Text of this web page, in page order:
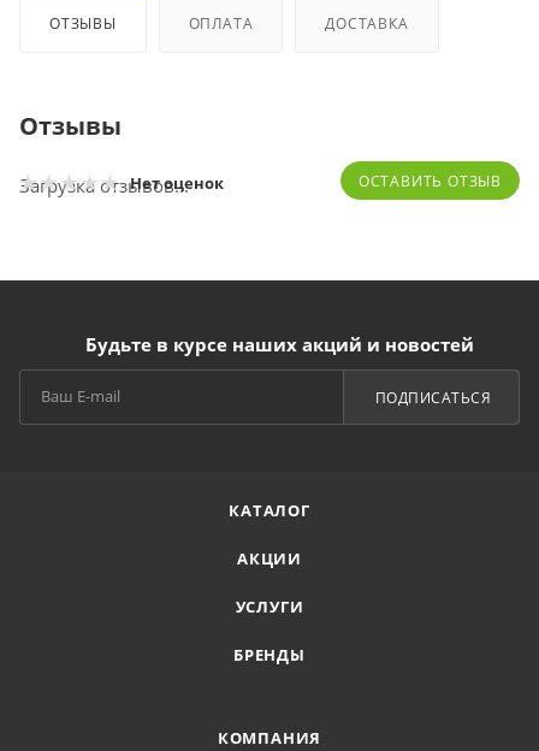
ОТЗЫВЫ ОПЛАТА ДОСТАВКА
Отзывы
Нет оценок ОСТАВИТЬ ОТЗЫВ
Загрузка отзывов...
Будьте в курсе наших акций и новостей
ПОДПИСАТЬСЯ
КАТАЛОГ
АКЦИИ
УСЛУГИ
БРЕНДЫ
КОМПАНИЯ